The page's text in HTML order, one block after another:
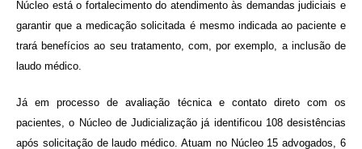
Núcleo está o fortalecimento do atendimento às demandas judiciais e
garantir que a medicação solicitada é mesmo indicada ao paciente e
trará benefícios ao seu tratamento, com, por exemplo, a inclusão de
laudo médico.
Já em processo de avaliação técnica e contato direto com os
pacientes, o Núcleo de Judicialização já identificou 108 desistências
após solicitação de laudo médico. Atuam no Núcleo 15 advogados, 6